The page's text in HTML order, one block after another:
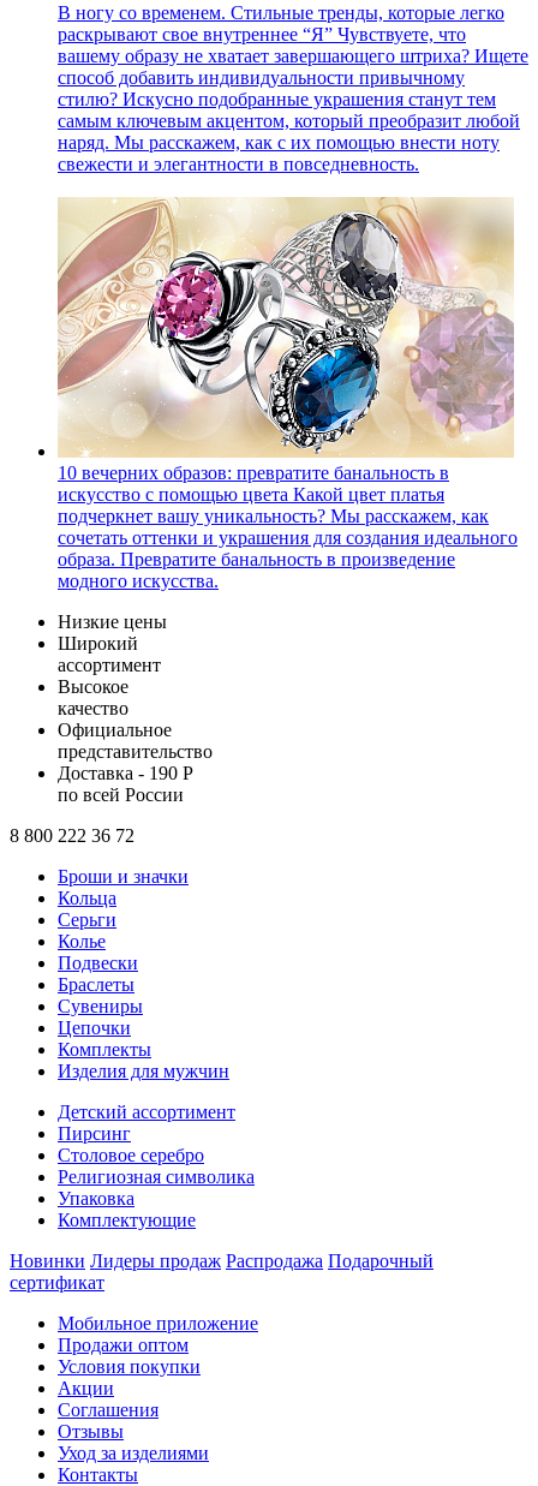
В ногу со временем. Стильные тренды, которые легко
раскрывают свое внутреннее “Я” Чувствуете, что
вашему образу не хватает завершающего штриха? Ищете
способ добавить индивидуальности привычному
стилю? Искусно подобранные украшения станут тем
самым ключевым акцентом, который преобразит любой
наряд. Мы расскажем, как с их помощью внести ноту
свежести и элегантности в повседневность.
10 вечерних образов: превратите банальность в
искусство с помощью цвета Какой цвет платья
подчеркнет вашу уникальность? Мы расскажем, как
сочетать оттенки и украшения для создания идеального
образа. Превратите банальность в произведение
модного искусства.
Низкие цены
Широкий
ассортимент
Высокое
качество
Официальное
представительство
Доставка - 190 Р
по всей России
8 800 222 36 72
Броши и значки
Кольца
Серьги
Колье
Подвески
Браслеты
Сувениры
Цепочки
Комплекты
Изделия для мужчин
Детский ассортимент
Пирсинг
Столовое серебро
Религиозная символика
Упаковка
Комплектующие
Новинки Лидеры продаж Распродажа Подарочный
сертификат
Мобильное приложение
Продажи оптом
Условия покупки
Акции
Соглашения
Отзывы
Уход за изделиями
Контакты